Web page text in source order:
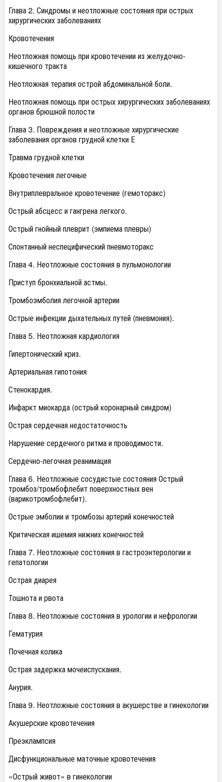
Глава 2. Синдромы и неотложные состояния при острых
хирургических заболеваниях
Кровотечения
Неотложная помощь при кровотечении из желудочно-
кишечного тракта
Неотложная терапия острой абдоминальной боли.
Неотложная помощь при острых хирургических заболеваниях
органов брюшной полости
Глава 3. Повреждения и неотложные хирургические
заболевания органов грудной клетки Е
Травма грудной клетки
Кровотечения легочные
Внутриплевральное кровотечение (гемоторакс)
Острый абсцесс и гангрена легкого.
Острый гнойный плеврит (эмпиема плевры)
Спонтанный неспецифический пневмоторакс
Глава 4. Неотложные состояния в пульмонологии
Приступ бронхиальной астмы.
Тромбоэмболия легочной артерии
Острые инфекции дыхательных путей (пневмония).
Глава 5. Неотложная кардиология
Гипертонический криз.
Артериальная гипотония
Стенокардия.
Инфаркт миокарда (острый коронарный синдром)
Острая сердечная недостаточность
Нарушение сердечного ритма и проводимости.
Сердечно-легочная реанимация
Глава 6. Неотложные сосудистые состояния Острый
тромбоз/тромбофлебит поверхностных вен
(варикотромбофлебит).
Острые эмболии и тромбозы артерий конечностей
Критическая ишемия нижних конечностей
Глава 7. Неотложные состояния в гастроэнтерологии и
гепатологии
Острая диарея
Тошнота и рвота
Глава 8. Неотложные состояния в урологии и нефрологии
Гематурия
Почечная колика
Острая задержка мочеиспускания.
Анурия.
Глава 9. Неотложные состояния в акушерстве и гинекологии
Акушерские кровотечения
Преэклампсия
Дисфункциональные маточные кровотечения
«Острый живот» в гинекологии